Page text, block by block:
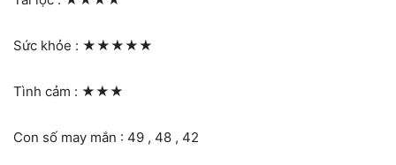
Sức khỏe : ★★★★★
Tình cảm : ★★★
Con số may mắn : 49 , 48 , 42